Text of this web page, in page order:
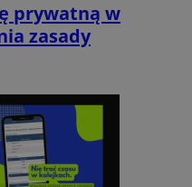
prywatną w
zasady